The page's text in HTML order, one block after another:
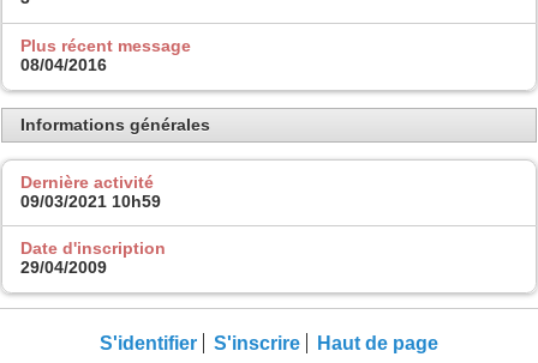
Plus récent message
08/04/2016
Informations générales
Dernière activité
09/03/2021 10h59
Date d'inscription
29/04/2009
S'identifier S'inscrire Haut de page